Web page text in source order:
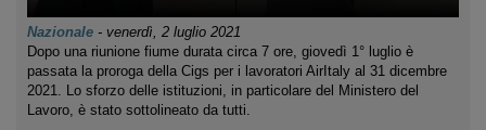
Nazionale - venerdì, 2 luglio 2021
Dopo una riunione fiume durata circa 7 ore, giovedì 1° luglio è
passata la proroga della Cigs per i lavoratori AirItaly al 31 dicembre
2021. Lo sforzo delle istituzioni, in particolare del Ministero del
Lavoro, è stato sottolineato da tutti.